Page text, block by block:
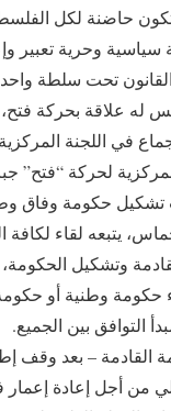
حاضنة لكل
سياسية وحرية تعبير
تحت سلطة
له علاقة بحركة فتح،
في اللجنة
لحركة “فتح”
تشكيل حكومة وفاق
يتبعه لقاء لكافة
وتشكيل
حكومة وطنية أو
التوافق بين الجميع.
القادمة – بعد وقف
من أجل إعادة